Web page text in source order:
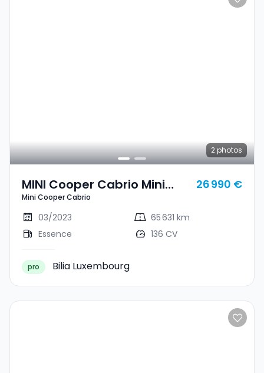
2 photos
MINI Cooper Cabrio Mini
Cooper Cabrio
Mini Cooper Cabrio
26 990 €
03/2023
65 631 km
Essence
136 CV
pro Bilia Luxembourg